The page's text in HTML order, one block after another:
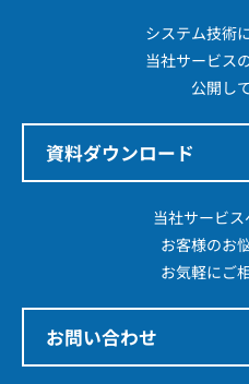
システム技術
当社サービス
公開し
資料ダウンロード
当社サービ
お客様のお
お気軽にご
お問い合わせ